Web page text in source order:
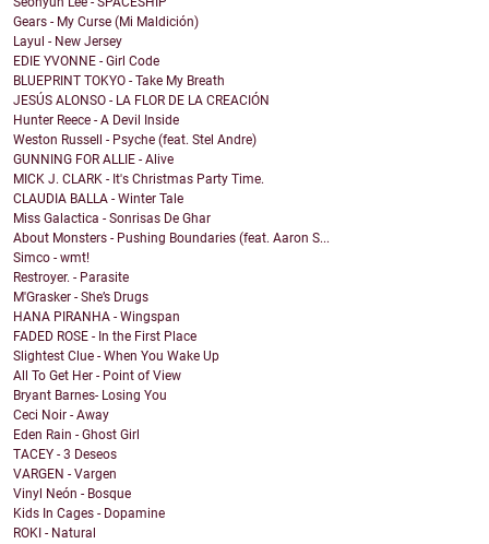
Gears - My Curse (Mi Maldición)
Layul - New Jersey
EDIE YVONNE - Girl Code
BLUEPRINT TOKYO - Take My Breath
JESÚS ALONSO - LA FLOR DE LA CREACIÓN
Hunter Reece - A Devil Inside
Weston Russell - Psyche (feat. Stel Andre)
GUNNING FOR ALLIE - Alive
MICK J. CLARK - It's Christmas Party Time.
CLAUDIA BALLA - Winter Tale
Miss Galactica - Sonrisas De Ghar
About Monsters - Pushing Boundaries (feat. Aaron S...
Simco - wmt!
Restroyer. - Parasite
M'Grasker - She’s Drugs
HANA PIRANHA - Wingspan
FADED ROSE - In the First Place
Slightest Clue - When You Wake Up
All To Get Her - Point of View
Bryant Barnes- Losing You
Ceci Noir - Away
Eden Rain - Ghost Girl
TACEY - 3 Deseos
VARGEN - Vargen
Vinyl Neón - Bosque
Kids In Cages - Dopamine
ROKI - Natural